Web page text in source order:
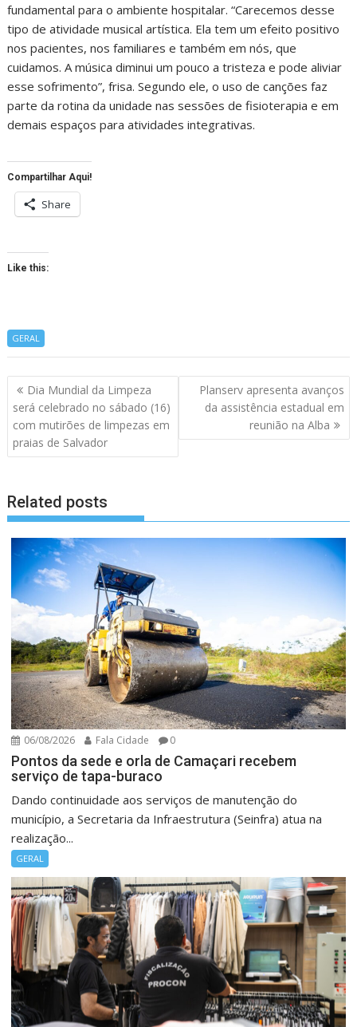
fundamental para o ambiente hospitalar. “Carecemos desse
tipo de atividade musical artística. Ela tem um efeito positivo
nos pacientes, nos familiares e também em nós, que
cuidamos. A música diminui um pouco a tristeza e pode aliviar
esse sofrimento”, frisa. Segundo ele, o uso de canções faz
parte da rotina da unidade nas sessões de fisioterapia e em
demais espaços para atividades integrativas.
Compartilhar Aqui!
Share
Like this:
GERAL
Navegação
de
artigos
Dia Mundial da Limpeza
será celebrado no sábado (16)
com mutirões de limpezas em
praias de Salvador
Planserv apresenta avanços
da assistência estadual em
reunião na Alba
Related posts
06/08/2026 Fala Cidade 0
Pontos da sede e orla de Camaçari recebem
serviço de tapa-buraco
Dando continuidade aos serviços de manutenção do
município, a Secretaria da Infraestrutura (Seinfra) atua na
realização...
GERAL